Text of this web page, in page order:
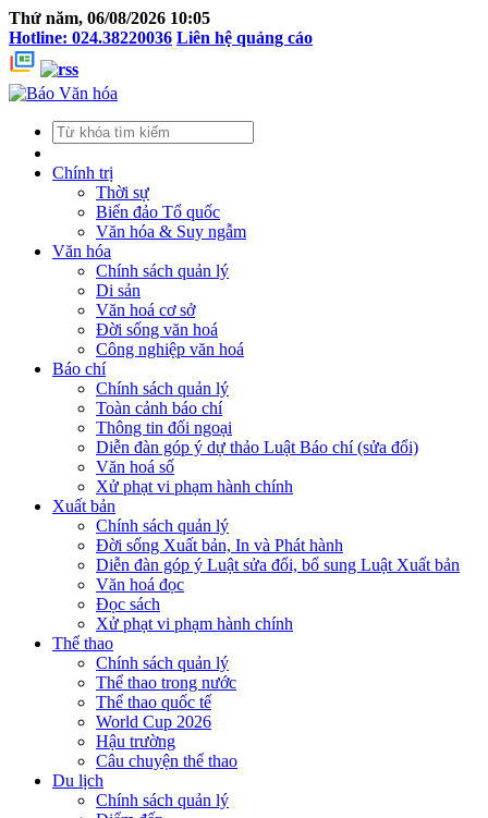
Thứ năm, 06/08/2026 10:05
Hotline: 024.38220036 Liên hệ quảng cáo
Chính trị
Thời sự
Biển đảo Tổ quốc
Văn hóa & Suy ngẫm
Văn hóa
Chính sách quản lý
Di sản
Văn hoá cơ sở
Đời sống văn hoá
Công nghiệp văn hoá
Báo chí
Chính sách quản lý
Toàn cảnh báo chí
Thông tin đối ngoại
Diễn đàn góp ý dự thảo Luật Báo chí (sửa đổi)
Văn hoá số
Xử phạt vi phạm hành chính
Xuất bản
Chính sách quản lý
Đời sống Xuất bản, In và Phát hành
Diễn đàn góp ý Luật sửa đổi, bổ sung Luật Xuất bản
Văn hoá đọc
Đọc sách
Xử phạt vi phạm hành chính
Thể thao
Chính sách quản lý
Thể thao trong nước
Thể thao quốc tế
World Cup 2026
Hậu trường
Câu chuyện thể thao
Du lịch
Chính sách quản lý